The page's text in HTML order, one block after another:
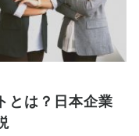
とは？日本企業